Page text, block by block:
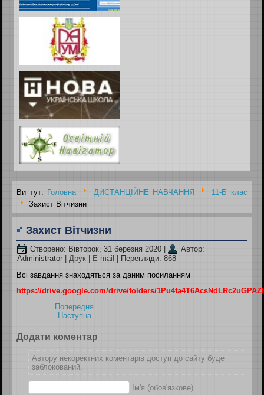
Ви тут: Головна ДИСТАНЦІЙНЕ НАВЧАННЯ
11-Б клас
Захист Вітчизни
Захист Вітчизни
Створено: Вівторок, 31 березня 2020 |
Автор:
Administrator |Друк E-mail
| Перегляди: 868
Всі завдання знаходяться за даним посиланням
https://drive.google.com/drive/folders/
Попередня
Наступна
Додати коментар
Автору некоректних коментарів доступ до сайту буде
заблокований.
Ім'я (обов'язкове)